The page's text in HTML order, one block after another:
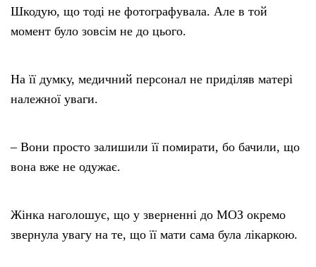
Шкодую, що тоді не фотографувала. Але в той
момент було зовсім не до цього.
На її думку, медичний персонал не приділяв матері
належної уваги.
– Вони просто залишили її помирати, бо бачили, що
вона вже не одужає.
Жінка наголошує, що у зверненні до МОЗ окремо
звернула увагу на те, що її мати сама була лікаркою.